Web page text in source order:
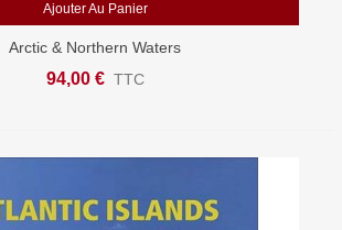
Ajouter Au Panier
Arctic & Northern Waters
94,00 € TTC